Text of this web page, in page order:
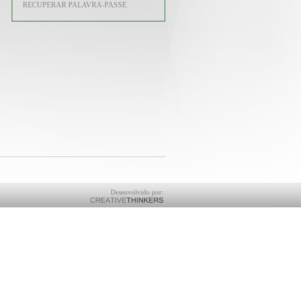
RECUPERAR PALAVRA-PASSE
Desenvolvido por: